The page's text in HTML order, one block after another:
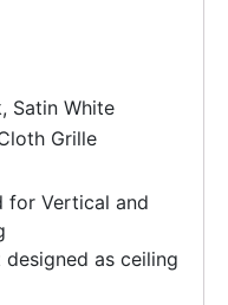
Satin White
Grille
for Vertical and
as ceiling